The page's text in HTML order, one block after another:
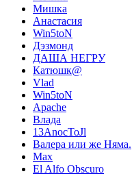
Мишка
Анастасия
Win5toN
Дэзмонд
ДАША НЕГРУ
Катюшк@
Vlad
Win5toN
Apache
Влада
13AnocToJl
Валера или же Няма.
Max
El Alfo Obscuro